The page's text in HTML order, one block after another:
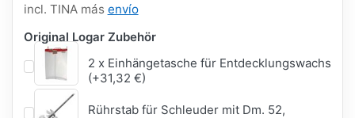
incl. TINA más envío
Original Logar Zubehör
2 x Einhängetasche für Entdecklungswachs
(+31,32 €)
Rührstab für Schleuder mit Dm. 52,